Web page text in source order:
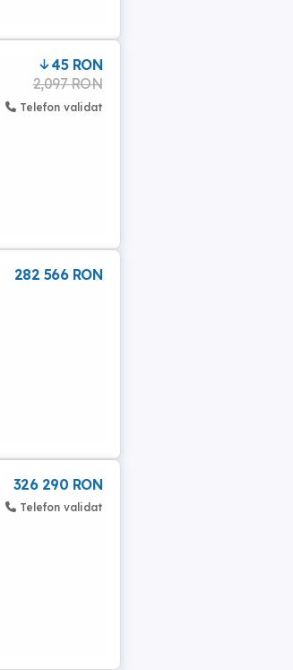
45 RON
2,097 RON
Telefon validat
282 566 RON
326 290 RON
Telefon validat